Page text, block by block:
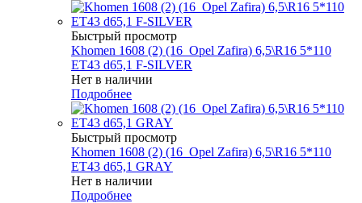
Быстрый просмотр
Khomen 1608 (2) (16_Opel Zafira) 6,5\R16 5*110
ET43 d65,1 F-SILVER
Нет в наличии
Подробнее
Быстрый просмотр
Khomen 1608 (2) (16_Opel Zafira) 6,5\R16 5*110
ET43 d65,1 GRAY
Нет в наличии
Подробнее